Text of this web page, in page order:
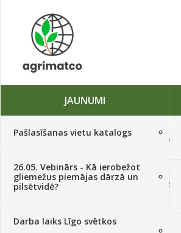
JAUNUMI
Pašlasīšanas vietu katalogs
26.05. Vebinārs - Kā ierobežot
gliemežus piemājas dārzā un
pilsētvidē?
Darba laiks Līgo svētkos
Traktori, tehnika, rezerves daļas,
Sēklas, sīpoli, ķiploki, sīpolpuķes,
kartupeļi
Augu aizsardzība(366)